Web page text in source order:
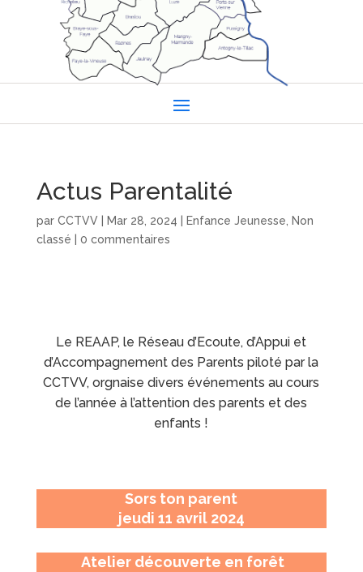
Actus Parentalité
par CCTVV| Mar 28, 2024 Enfance Jeunesse, Non
classé
0 commentaires
Le REAAP, le Réseau d’Ecoute, d’Appui et
d’Accompagnement des Parents piloté par la
CCTVV, orgnaise divers événements au cours
de l’année à l’attention des parents et des
enfants !
Sors ton parent
jeudi 11 avril 2024
Atelier découverte en forêt